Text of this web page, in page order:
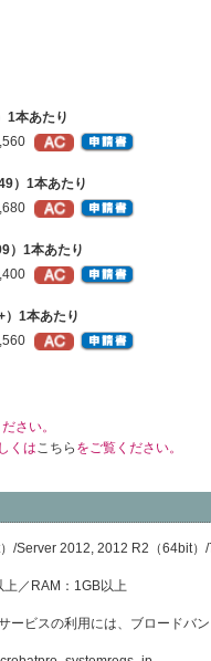
1本あたり
）1本あたり
）1本あたり
1本あたり
さい。
くはこちら をご覧ください。
/Server 2012, 2012 R2（64bit）
上／RAM：1GB以上
ビスの利用には、ブロードバ